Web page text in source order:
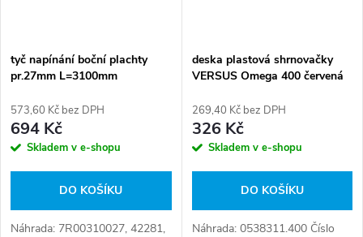
tyč napínání boční plachty
pr.27mm L=3100mm
573,60 Kč bez DPH
694 Kč
Skladem v e-shopu
DO KOŠÍKU
Náhrada: 7R00310027, 42281,
deska plastová shrnovačky
VERSUS Omega 400 červená
269,40 Kč bez DPH
326 Kč
Skladem v e-shopu
DO KOŠÍKU
Náhrada: 0538311.400 Číslo